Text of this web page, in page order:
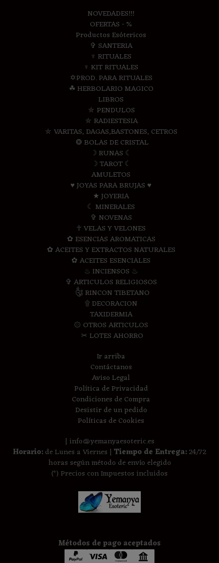
NOVEDADES!!!
OFERTAS - %
Productos Esótericos
✞ SANTERIA
♆ RITUALES
♆ KIT RITUALES
✡PROD. PARA RITUALES
☘ HERBOLARIO MAGICO
LIBROS
⛤ PENDULOS
⛤ RADIESTESIA
⛤ VARITAS, DAGAS,BASTONES, CETROS
❂ BOLAS DE CRISTAL
☽ RUNAS ☾
☽ TAROT ☾
AMULETOS
♥ JOYAS PARA BRUJAS ♥
★ JOYERIA
☾ MINERALES
✞ NOVENAS
☥ VELAS Y VELONES
✿ ESENCIAS AROMATICAS
✿ ACEITES Y EXTRACTOS NATURALES
✿ ACEITES ESENCIALES
♨ INCIENSOS ♨
✞ ARTICULOS RELIGIOSOS
༃ RINCON TIBETANO
۩ DECORACION
TAXIDERMIA
۞ OTROS ARTICULOS
✂ LOTES AHORRO
Ir arriba
Contáctanos
Aviso Legal
Política de Privacidad
Condiciones de Compra
Desistir de un pedido
Políticas de Cookies
| info@yemanyaesoteric.es
Horario:de Lunes a Viernes | Tiempo de Entrega:24/72
horas según método de envío elegido
(*) Precios con Impuestos incluidos
Métodos de pago aceptados